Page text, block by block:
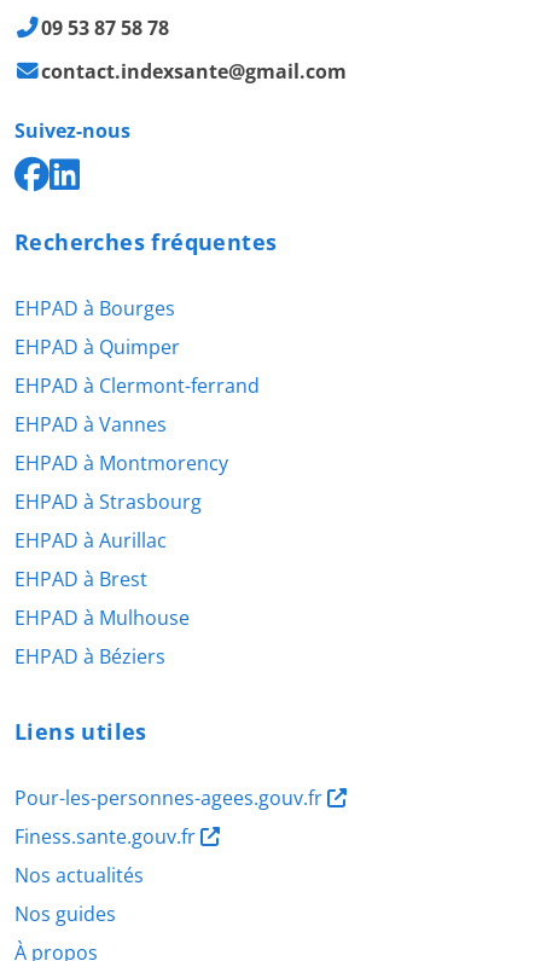
09 53 87 58 78
contact.indexsante@gmail.com
Suivez-nous
Recherches fréquentes
EHPAD à Bourges
EHPAD à Quimper
EHPAD à Clermont-ferrand
EHPAD à Vannes
EHPAD à Montmorency
EHPAD à Strasbourg
EHPAD à Aurillac
EHPAD à Brest
EHPAD à Mulhouse
EHPAD à Béziers
Liens utiles
Pour-les-personnes-agees.gouv.fr
Finess.sante.gouv.fr
Nos actualités
Nos guides
À propos